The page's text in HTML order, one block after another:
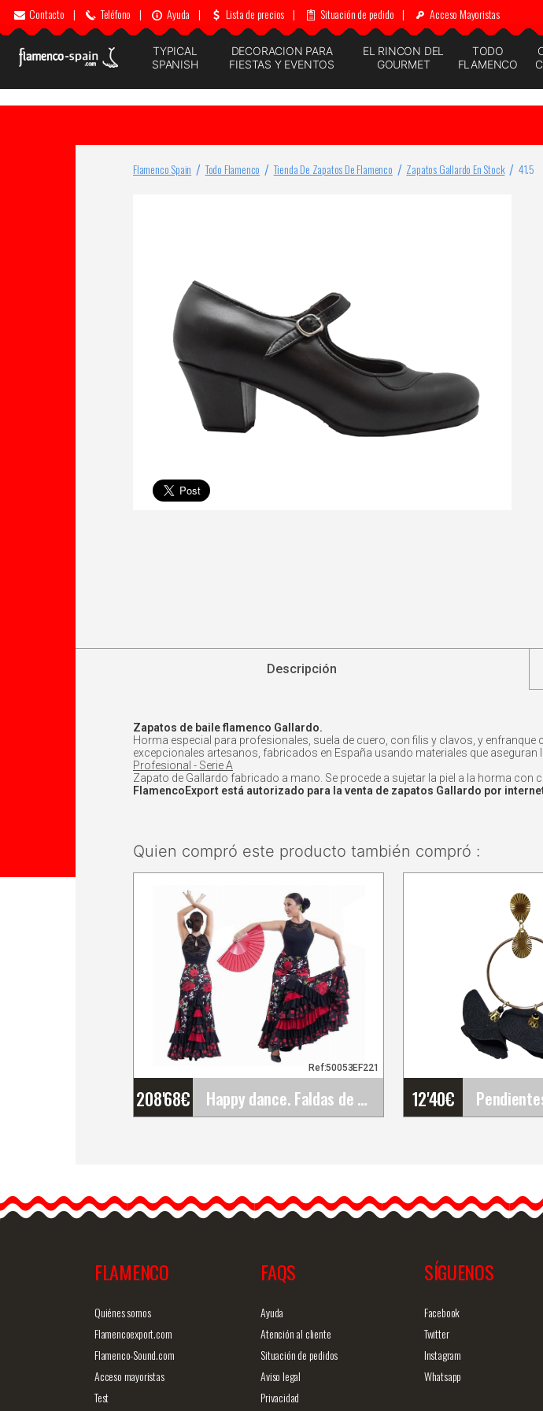
Contacto | Teléfono | Ayuda | Lista de precios | Situación de pedido | Acceso Mayoristas
TYPICAL
SPANISH
DECORACION PARA
FIESTAS Y EVENTOS
EL RINCON DEL
GOURMET
TODO
FLAMENCO
Flamenco Spain Todo Flamenco Tienda De Zapatos De Flamenco Zapatos Gallardo En Stock 41.5
Descripción
Zapatos de baile flamenco Gallardo.
Horma especial para profesionales, suela de cuero, con filis y clavos, y
excepcionales artesanos, fabricados en España usando materiales que
Profesional - Serie A
Zapato de Gallardo fabricado a mano. Se procede a sujetar la piel a la horma con
FlamencoExport está autorizado para la venta de zapatos Gallardo por
Quien compró este producto también compró :
208'68€ Happy dance. Faldas de Flamenco para Escenario y&hellip;
Ref:50053EF221
Ensayo. Ref.
EF221PE22PS13PS80PS80PS43
12'40€
Os
pendientes
FLAMENCO
Quiénes somos
Flamencoexport.com
Flamenco-Sound.com
Acceso mayoristas
Test
FAQS
Ayuda
Atención al cliente
Situación de pedidos
Aviso legal
Privacidad
SÍGUENOS
Facebook
Twitter
Instagram
Whatsapp